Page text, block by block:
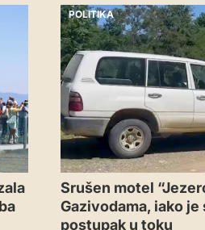
POLITIKA
Srušen motel
Gazivodama, iako je
postupak u toku